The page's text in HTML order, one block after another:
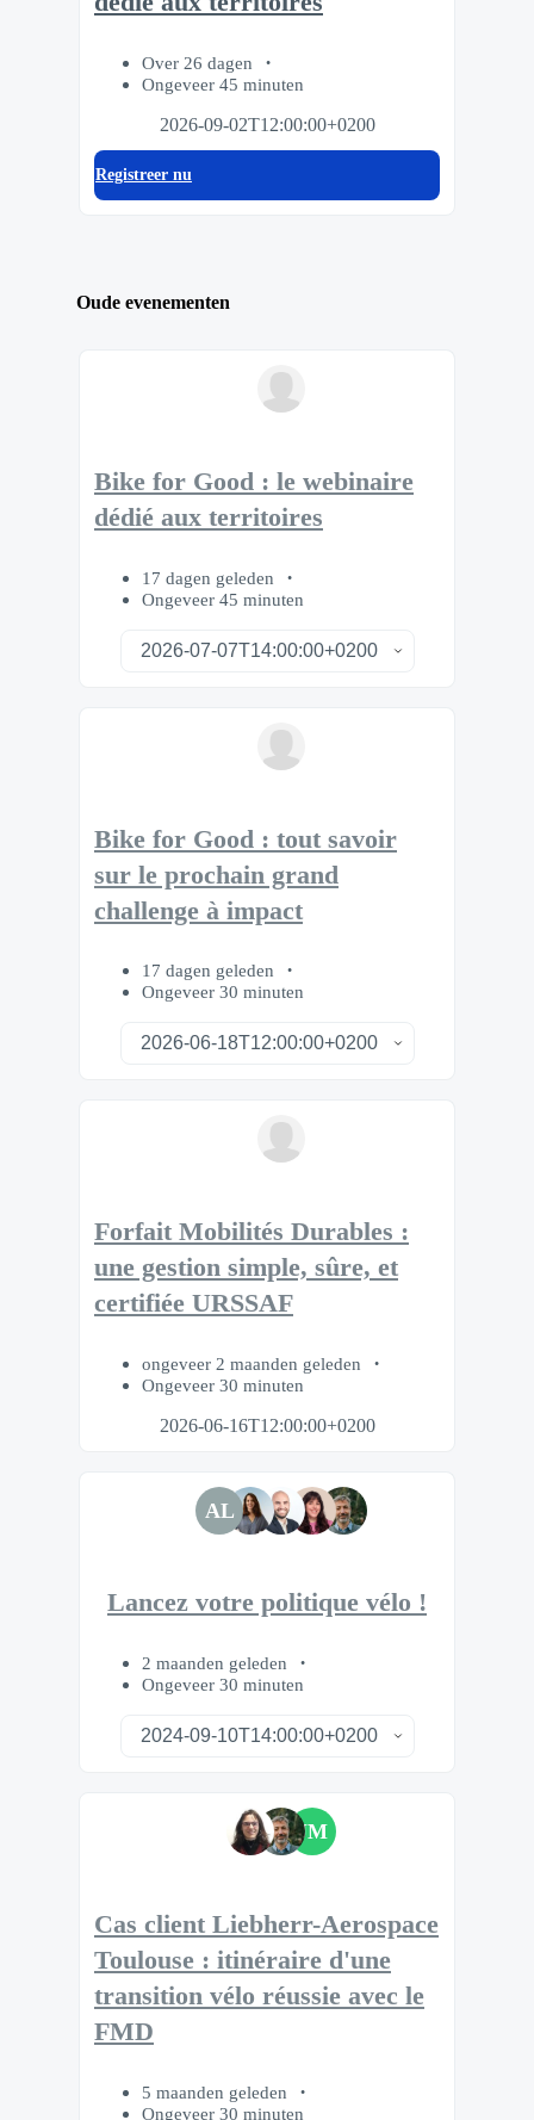
Over 26 dagen
Ongeveer 45 minuten
2026-09-02T12:00:00+0200
Registreer nu
Oude evenementen
Bike for Good : le webinaire
dédié aux territoires
17 dagen geleden
Ongeveer 45 minuten
Bike for Good : tout savoir
sur le prochain grand
challenge à impact
17 dagen geleden
Ongeveer 30 minuten
Forfait Mobilités Durables :
une gestion simple, sûre, et
certifiée URSSAF
ongeveer 2 maanden geleden
Ongeveer 30 minuten
2026-06-16T12:00:00+0200
AL
Lancez votre politique vélo !
2 maanden geleden
Ongeveer 30 minuten
JM
Cas client Liebherr-Aerospace
Toulouse : itinéraire d'une
transition vélo réussie avec le
FMD
5 maanden geleden
Ongeveer 30 minuten